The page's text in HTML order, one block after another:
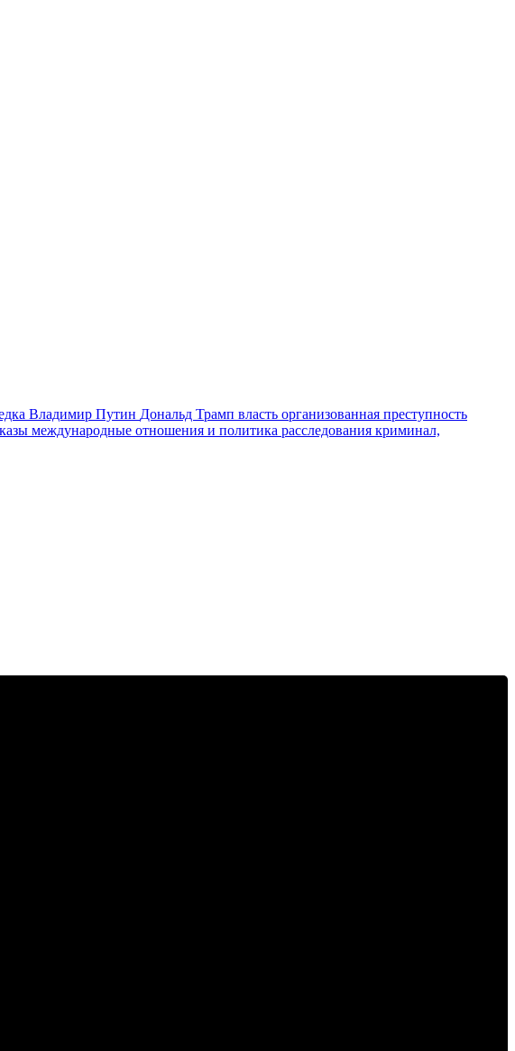
Владимир Путин Дональд Трамп власть организованная преступность
международные отношения и политика расследования криминал,